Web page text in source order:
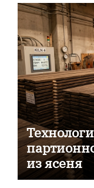
из ясеня